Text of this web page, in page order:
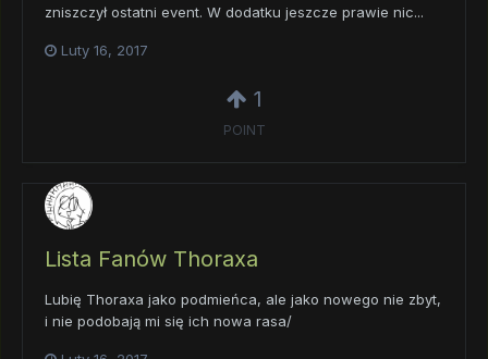
zniszczył ostatni event. W dodatku jeszcze prawie nic...
Luty 16, 2017
1
POINT
Lista Fanów Thoraxa
Lubię Thoraxa jako podmieńca, ale jako nowego nie zbyt,
i nie podobają mi się ich nowa rasa/